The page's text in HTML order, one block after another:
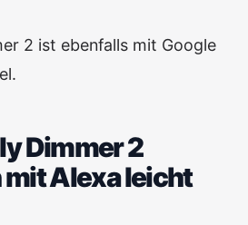
2 ist ebenfalls mit Google
Dimmer 2
Alexa leicht